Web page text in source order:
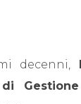
decenni,